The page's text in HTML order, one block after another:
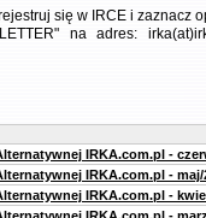
się w IRCE i zaznacz
na adres:
IRKA.com.pl -
IRKA.com.pl - maj/
IRKA.com.pl -